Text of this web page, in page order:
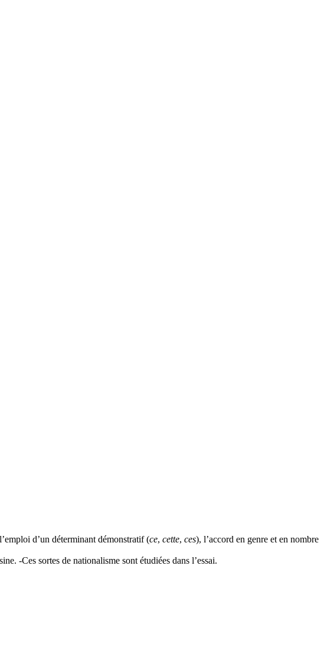
d’un déterminant démonstratif (ce, cette, ces), l’accord en genre et en nombre
-Ces sortes de nationalisme sont étudiées dans l’essai.